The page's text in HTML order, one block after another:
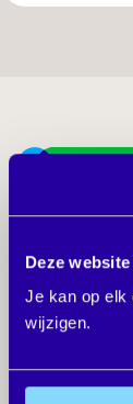
Deze
Je kan op elk
wijzigen.